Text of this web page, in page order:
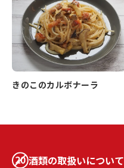
きのこのカルボナーラ
酒類の取扱いについて